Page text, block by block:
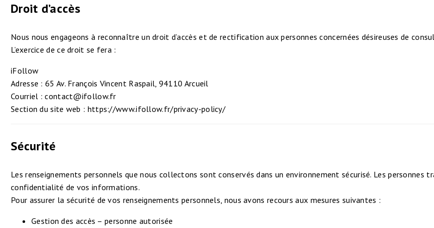
Droit d’accès
Nous nous engageons à reconnaître un droit d’accès et de rectification aux personnes concernées désireuses de
L’exercice de ce droit se fera :
iFollow
Adresse : 65 Av. François Vincent Raspail, 94110 Arcueil
Courriel : contact@ifollow.fr
Section du site web : https://www.ifollow.fr/privacy-policy/
Sécurité
Les renseignements personnels que nous collectons sont conservés dans un environnement sécurisé. Les
confidentialité de vos informations.
Pour assurer la sécurité de vos renseignements personnels, nous avons recours aux mesures suivantes :
Gestion des accès – personne autorisée